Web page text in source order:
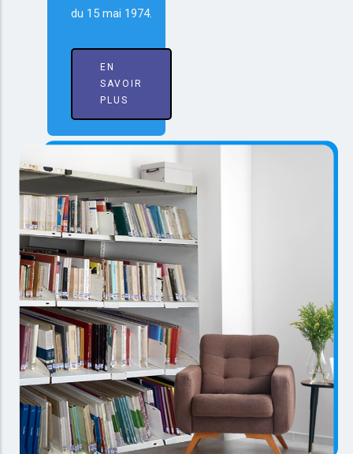
du 15 mai 1974.
EN
SAVOIR
PLUS